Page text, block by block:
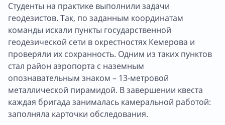
Студенты на практике выполнили задачи
геодезистов. Так, по заданным координатам
команды искали пункты государственной
геодезической сети в окрестностях Кемерова и
проверяли их сохранность. Одним из таких пунктов
стал район аэропорта с наземным
опознавательным знаком – 13-метровой
металлической пирамидой. В завершении квеста
каждая бригада занималась камеральной работой:
заполняла карточки обследования.